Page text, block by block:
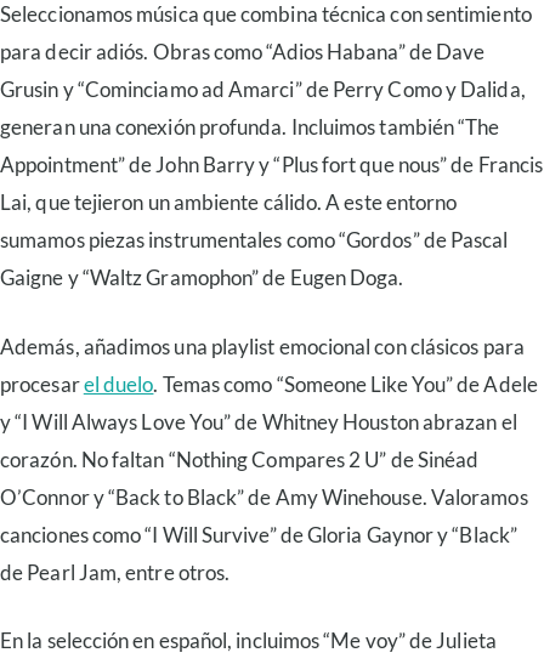
Seleccionamos música que combina técnica con sentimiento
para decir adiós. Obras como “Adios Habana” de Dave
Grusin y “Cominciamo ad Amarci” de Perry Como y Dalida,
generan una conexión profunda. Incluimos también “The
Appointment” de John Barry y “Plus fort que nous” de Francis
Lai, que tejieron un ambiente cálido. A este entorno
sumamos piezas instrumentales como “Gordos” de Pascal
Gaigne y “Waltz Gramophon” de Eugen Doga.
Además, añadimos una playlist emocional con clásicos para
procesarel duelo. Temas como “Someone Like You” de Adele
y “I Will Always Love You” de Whitney Houston abrazan el
corazón. No faltan “Nothing Compares 2 U” de Sinéad
O’Connor y “Back to Black” de Amy Winehouse. Valoramos
canciones como “I Will Survive” de Gloria Gaynor y “Black”
de Pearl Jam, entre otros.
En la selección en español, incluimos “Me voy” de Julieta